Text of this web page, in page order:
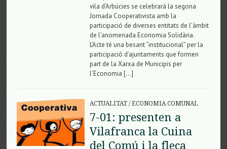
vila d’Arbúcies se celebrarà la segona
Jornada Cooperativista amb la
participació de diverses entitats de l’àmbit
de l’anomenada Economia Solidària.
L’Acte té una besant “institucional” per la
participació d’ajuntaments que formen
part de la Xarxa de Municipis per
l’Economia […]
ACTUALITAT/ECONOMIA COMUNAL
7-01: presenten a
Vilafranca la Cuina
del Comú i la fleca